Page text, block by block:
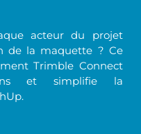
acteur du projet
de la maquette ? Ce
Trimble Connect
et simplifie la